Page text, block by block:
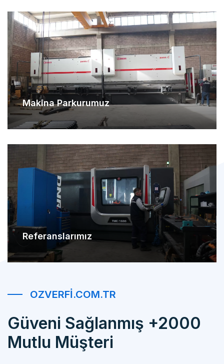
Makina Parkurumuz
Referanslarımız
Güveni Sağlanmış +2000
Mutlu Müşteri
Öz Verfi 2000 üzerinde müşteri memnuniyeti sağlamış. Güven